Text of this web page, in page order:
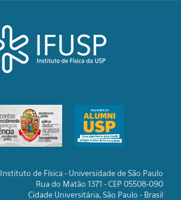
Instituto de Física - Universidade de São Paulo
Rua do Matão 1371 - CEP 05508-090
Cidade Universitária, São Paulo - Brasil